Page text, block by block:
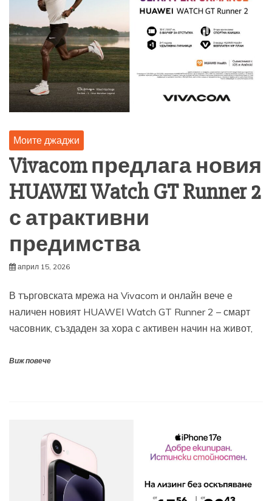
Моите джаджи
Vivacom предлага новия
HUAWEI Watch GT Runner 2
с атрактивни
предимства
април 15, 2026
В търговската мрежа на Vivacom и онлайн вече е
наличен новият HUAWEI Watch GT Runner 2 – смарт
часовник, създаден за хора с активен начин на живот,
Виж повече